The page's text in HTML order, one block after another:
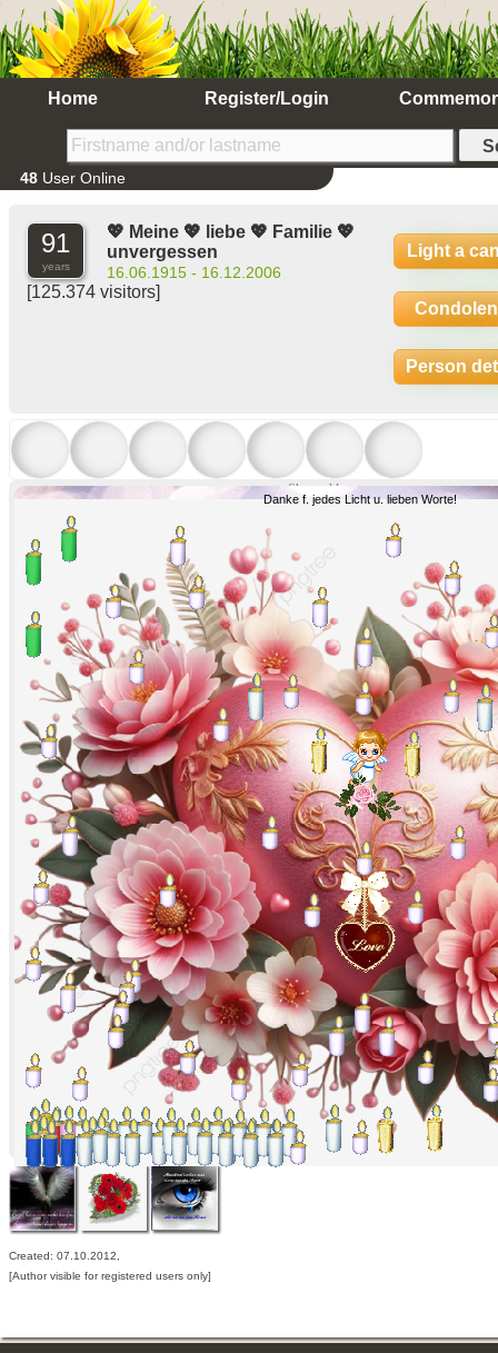
Home Register/Login
48 User Online
91
years
💖 Meine 💖 liebe 💖 Familie 💖
unvergessen
16.06.1915 - 16.12.2006
[125.374 visitors]
Light a
Person
Show older
Danke f. jedes Licht u. lieben Worte!
Created: 07.10.2012,
[Author visible for registered users only]